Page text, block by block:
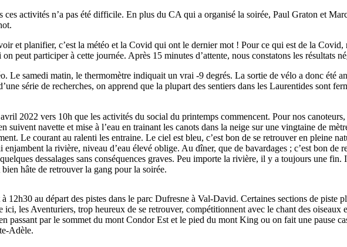
ces activités n’a pas été difficile. En plus du CA qui a organisé la soirée, Paul Graton et
et planifier, c’est la météo et la Covid qui ont le dernier mot ! Pour ce qui est de la
peut participer à cette journée. Après 15 minutes d’attente, nous constatons les résultats
Le samedi matin, le thermomètre indiquait un vrai -9 degrés. La sortie de vélo a donc été
série de recherches, on apprend que la plupart des sentiers dans les Laurentides sont
2022 vers 10h que les activités du social du printemps commencent. Pour nos
suivent navette et mise à l’eau en trainant les canots dans la neige sur une vingtaine de
Le courant au ralenti les entraine. Le ciel est bleu, c’est bon de se retrouver en pleine
la rivière, niveau d’eau élevé oblige. Au dîner, que de bavardages ; c’est bon de
dessalages sans conséquences graves. Peu importe la rivière, il y a toujours une
hâte de retrouver la gang pour la soirée.
à 12h30 au départ des pistes dans le parc Dufresne à Val-David. Certaines sections de piste
ici, les Aventuriers, trop heureux de se retrouver, compétitionnent avec le chant des
passant par le sommet du mont Condor Est et le pied du mont King ou on fait une pause
Adèle.